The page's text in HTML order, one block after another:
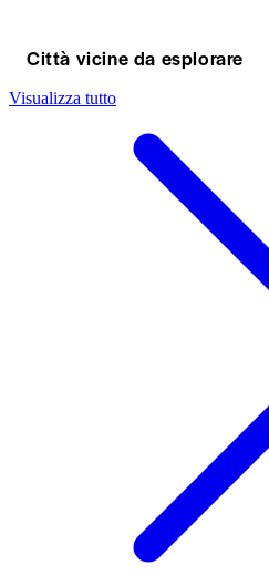
Città vicine da esplorare
Visualizza tutto